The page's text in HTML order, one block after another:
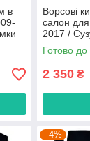
в
Ворсові
салон
2017 /
Готово до
2 350 ₴
–4%